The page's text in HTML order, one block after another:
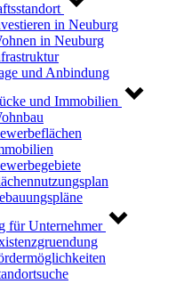
in Neuburg
in Neuburg
und Anbindung
und Immobilien
für Unternehmer